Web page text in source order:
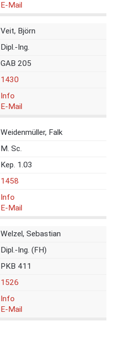
E-Mail
Veit, Björn
Dipl.-Ing.
GAB 205
1430
Info
E-Mail
Weidenmüller, Falk
M. Sc.
Kep. 1.03
1458
Info
E-Mail
Welzel, Sebastian
Dipl.-Ing. (FH)
PKB 411
1526
Info
E-Mail